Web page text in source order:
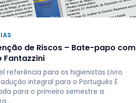
de Riscos – Bate-papo com
Fantazzini
referência para os higienistas Livro
integral para o Português É
para o primeiro semestre a